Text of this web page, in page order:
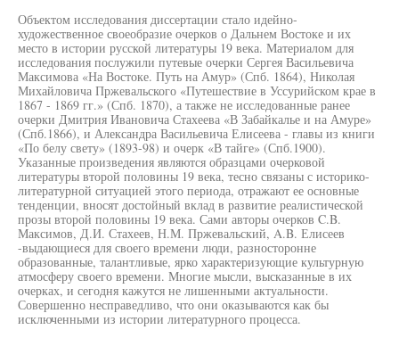
Объектом исследования диссертации стало идейно-
художественное своеобразие очерков о Дальнем Востоке и их
место в истории русской литературы 19 века. Материалом для
исследования послужили путевые очерки Сергея Васильевича
Максимова «На Востоке. Путь на Амур» (Спб. 1864), Николая
Михайловича Пржевальского «Путешествие в Уссурийском крае в
1867 - 1869 гг.» (Спб. 1870), а также не исследованные ранее
очерки Дмитрия Ивановича Стахеева «В Забайкалье и на Амуре»
(Спб.1866), и Александра Васильевича Елисеева - главы из книги
«По белу свету» (1893-98) и очерк «В тайге» (Спб.1900).
Указанные произведения являются образцами очерковой
литературы второй половины 19 века, тесно связаны с историко-
литературной ситуацией этого периода, отражают ее основные
тенденции, вносят достойный вклад в развитие реалистической
прозы второй половины 19 века. Сами авторы очерков C.B.
Максимов, Д.И. Стахеев, Н.М. Пржевальский, A.B. Елисеев
-выдающиеся для своего времени люди, разносторонне
образованные, талантливые, ярко характеризующие культурную
атмосферу своего времени. Многие мысли, высказанные в их
очерках, и сегодня кажутся не лишенными актуальности.
Совершенно несправедливо, что они оказываются как бы
исключенными из истории литературного процесса.